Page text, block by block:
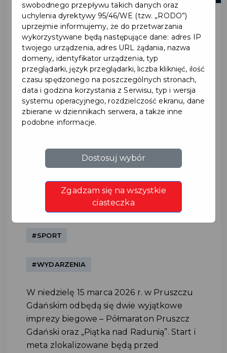
Półmaraton Pruszcz
Radunią 2026 otworzą
sezon biegowy
#SPORT
#WYDARZENIA
W niedzielę 15 marca 2026 r. w Pruszczu
Gdańskim odbędą się dwie wyjątkowe
imprezy biegowe – Półmaraton Pruszcz
Gdański oraz „Piątka nad Radunią”. Start i
meta zlokalizowane będą przed
swobodnego przepływu takich danych oraz
uchylenia dyrektywy 95/46/WE (tzw. „RODO”)
uprzejmie informujemy, że do przetwarzania
wykorzystywane będą następujące dane: adres IP
twojego urządzenia, adres URL żądania, nazwa
domeny, identyfikator urządzenia, typ
przeglądarki, język przeglądarki, liczba kliknięć, ilość
czasu spędzonego na poszczególnych stronach,
data i godzina korzystania z Serwisu, typ i wersja
systemu operacyjnego, rozdzielczość ekranu, dane
zbierane w dziennikach serwera, a także inne
podobne informacje.
Dostosuj wybór
Zgadzam się na wszystkie
ciasteczka